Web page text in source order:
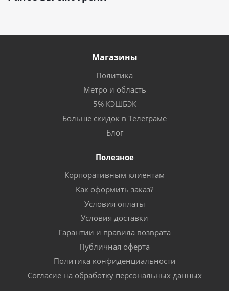
Магазины
Политика
Метро и область
5% КЭШБЭК
Больше скидок в Телеграме
Блог
Полезное
Корпоративным клиентам
Как оформить заказ?
Условия оплаты
Условия доставки
Гарантии и правила возврата
Публичная оферта
Политика конфиденциальности
Согласие на обработку персональных данных